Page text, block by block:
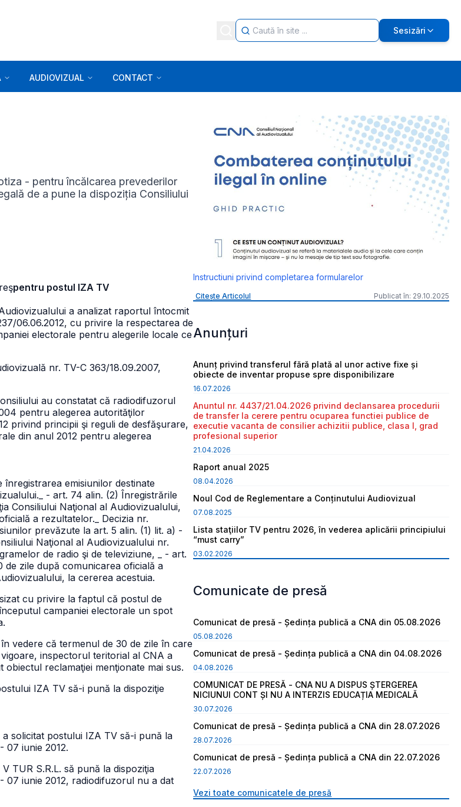
Sesizări
AUDIOVIZUAL CONTACT
- pentru încălcarea prevederilor
de a pune la dispoziția Consiliului
pentru postul IZA TV
a analizat raportul întocmit
06.06.2012, cu privire la respectarea de
electorale pentru alegerile locale ce
nr. TV-C 363/18.09.2007,
au constatat că radiodifuzorul
pentru alegerea autorităţilor
privind principii şi reguli de desfăşurare,
din anul 2012 pentru alegerea
înregistrarea emisiunilor destinate
_ - art. 74 alin. (2) Înregistrările
Consiliului Naţional al Audiovizualului,
a rezultatelor. _ Decizia nr.
prevăzute la art. 5 alin. (1) lit. a) -
Naţional al Audiovizualului nr.
de radio şi de televiziune,
_ - art.
zile după comunicarea oficială a
la cererea acestuia.
cu privire la faptul că postul de
campaniei electorale un spot
vedere că termenul de 30 de zile în care
inspectorul teritorial al CNA a
reclamaţiei menţionate mai sus.
IZA TV să-i pună la dispoziţie
solicitat postului IZA TV să-i pună la
07 iunie 2012.
TUR S.R.L. să pună la dispoziţia
07 iunie 2012, radiodifuzorul nu a dat
Instructiuni privind completarea formularelor
Citește Articolul Publicat în: 29.10.2025
Anunțuri
Anunț privind transferul fără plată al unor active fixe și
obiecte de inventar propuse spre disponibilizare
16.07.2026
Anuntul nr. 4437/21.04.2026 privind declansarea procedurii
de transfer la cerere pentru ocuparea functiei publice de
executie vacanta de consilier achizitii publice, clasa I, grad
profesional superior
21.04.2026
Raport anual 2025
08.04.2026
Noul Cod de Reglementare a Conținutului Audiovizual
07.08.2025
Lista staţiilor TV pentru 2026, în vederea aplicării principiului
“must carry”
03.02.2026
Comunicate de presă
Comunicat de presă - Ședința publică a CNA din 05.08.2026
05.08.2026
Comunicat de presă - Ședința publică a CNA din 04.08.2026
04.08.2026
COMUNICAT DE PRESĂ - CNA NU A DISPUS ȘTERGEREA
NICIUNUI CONT ȘI NU A INTERZIS EDUCAȚIA MEDICALĂ
30.07.2026
Comunicat de presă - Ședința publică a CNA din 28.07.2026
28.07.2026
Comunicat de presă - Ședința publică a CNA din 22.07.2026
22.07.2026
Vezi toate comunicatele de presă